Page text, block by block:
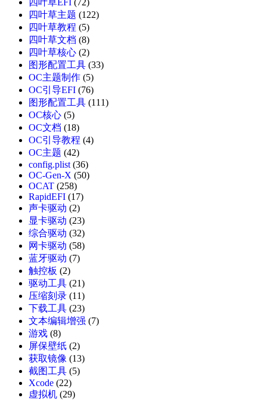
四叶草EFI (72)
四叶草主题 (122)
四叶草教程 (5)
四叶草文档 (8)
四叶草核心 (2)
图形配置工具 (33)
OC主题制作 (5)
OC引导EFI (76)
图形配置工具 (111)
OC核心 (5)
OC文档 (18)
OC引导教程 (4)
OC主题 (42)
config.plist(36)
OC-Gen-X (50)
OCAT (258)
RapidEFI (17)
声卡驱动 (2)
显卡驱动 (23)
综合驱动 (32)
网卡驱动 (58)
蓝牙驱动 (7)
触控板 (2)
驱动工具 (21)
压缩刻录 (11)
下载工具 (23)
文本编辑增强 (7)
游戏 (8)
屏保壁纸 (2)
获取镜像 (13)
截图工具 (5)
Xcode (22)
虚拟机 (29)